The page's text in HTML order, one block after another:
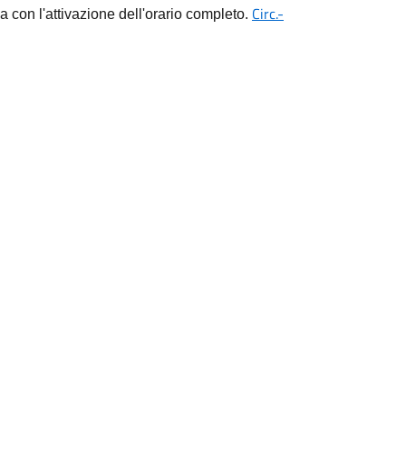
con l'attivazione dell'orario completo. Circ.-